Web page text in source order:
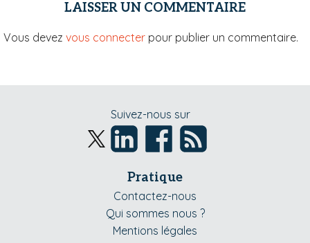
LAISSER UN COMMENTAIRE
Vous devez vous connecter pour publier un commentaire.
Suivez-nous sur
Pratique
Contactez-nous
Qui sommes nous ?
Mentions légales